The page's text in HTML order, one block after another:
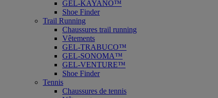
GEL-KAYANO™
Shoe Finder
Trail Running
Chaussures trail running
Vêtements
GEL-TRABUCO™
GEL-SONOMA™
GEL-VENTURE™
Shoe Finder
Tennis
Chaussures de tennis